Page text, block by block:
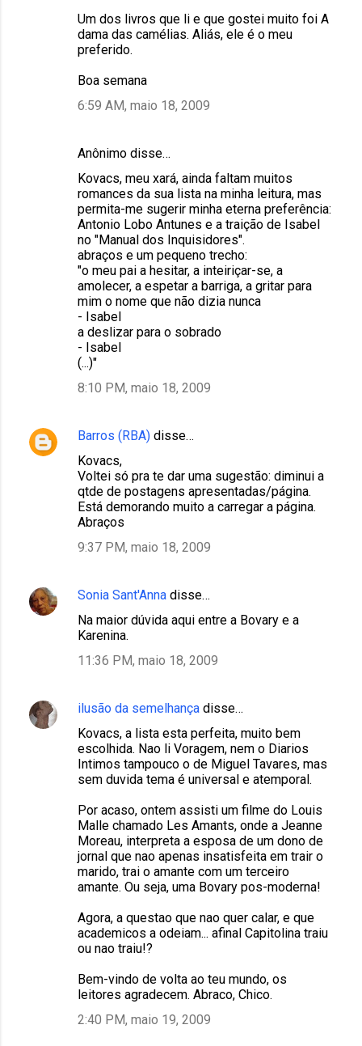
Um dos livros que li e que gostei muito foi A
dama das camélias. Aliás, ele é o meu
preferido.
Boa semana
6:59 AM, maio 18, 2009
Anônimo disse…
Kovacs, meu xará, ainda faltam muitos
romances da sua lista na minha leitura, mas
permita-me sugerir minha eterna preferência:
Antonio Lobo Antunes e a traição de Isabel
no "Manual dos Inquisidores".
abraços e um pequeno trecho:
"o meu pai a hesitar, a inteiriçar-se, a
amolecer, a espetar a barriga, a gritar para
mim o nome que não dizia nunca
- Isabel
a deslizar para o sobrado
- Isabel
(...)"
8:10 PM, maio 18, 2009
Barros (RBA) disse…
Kovacs,
Voltei só pra te dar uma sugestão: diminui a
qtde de postagens apresentadas/página.
Está demorando muito a carregar a página.
Abraços
9:37 PM, maio 18, 2009
Sonia Sant'Anna disse…
Na maior dúvida aqui entre a Bovary e a
Karenina.
11:36 PM, maio 18, 2009
ilusão da semelhança disse…
Kovacs, a lista esta perfeita, muito bem
escolhida. Nao li Voragem, nem o Diarios
Intimos tampouco o de Miguel Tavares, mas
sem duvida tema é universal e atemporal.
Por acaso, ontem assisti um filme do Louis
Malle chamado Les Amants, onde a Jeanne
Moreau, interpreta a esposa de um dono de
jornal que nao apenas insatisfeita em trair o
marido, trai o amante com um terceiro
amante. Ou seja, uma Bovary pos-moderna!
Agora, a questao que nao quer calar, e que
academicos a odeiam... afinal Capitolina traiu
ou nao traiu!?
Bem-vindo de volta ao teu mundo, os
leitores agradecem. Abraco, Chico.
2:40 PM, maio 19, 2009